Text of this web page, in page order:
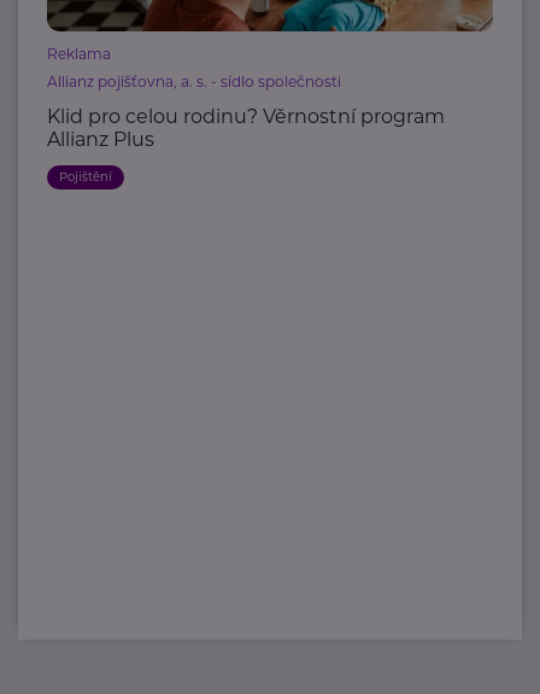
Reklama
Allianz pojišťovna, a. s. - sídlo společnosti
Klid pro celou rodinu? Věrnostní program
Allianz Plus
Pojištění